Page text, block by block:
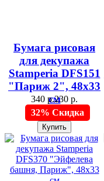
Бумага рисовая
для декупажа
Stamperia DFS151
"Париж 2", 48х33
см
340 р.230 р.
32% Скидка